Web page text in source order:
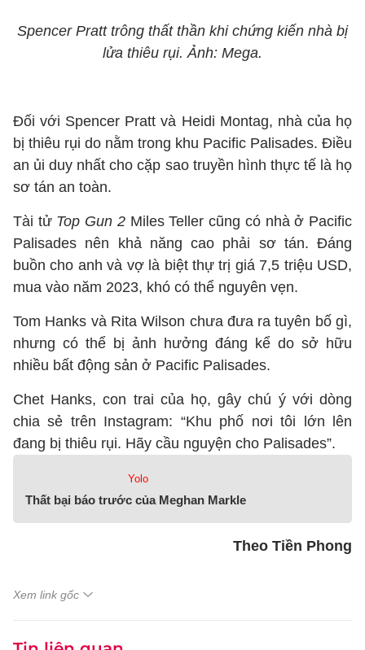
Spencer Pratt trông thất thần khi chứng kiến nhà bị
lửa thiêu rụi. Ảnh: Mega.
Đối với Spencer Pratt và Heidi Montag, nhà của họ
bị thiêu rụi do nằm trong khu Pacific Palisades. Điều
an ủi duy nhất cho cặp sao truyền hình thực tế là họ
sơ tán an toàn.
Tài tử Top Gun 2Miles Teller cũng có nhà ở Pacific
Palisades nên khả năng cao phải sơ tán. Đáng
buồn cho anh và vợ là biệt thự trị giá 7,5 triệu USD,
mua vào năm 2023, khó có thể nguyên vẹn.
Tom Hanks và Rita Wilson chưa đưa ra tuyên bố gì,
nhưng có thể bị ảnh hưởng đáng kể do sở hữu
nhiều bất động sản ở Pacific Palisades.
Chet Hanks, con trai của họ, gây chú ý với dòng
chia sẻ trên Instagram: “Khu phố nơi tôi lớn lên
đang bị thiêu rụi. Hãy cầu nguyện cho Palisades”.
Yolo
Thất bại báo trước của Meghan Markle
Theo Tiền Phong
Xem link gốc